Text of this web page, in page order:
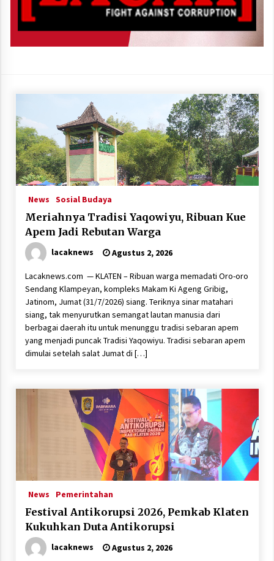
News Sosial Budaya
Meriahnya Tradisi Yaqowiyu, Ribuan Kue
Apem Jadi Rebutan Warga
lacaknews Agustus 2, 2026
Lacaknews.com — KLATEN – Ribuan warga memadati Oro-oro
Sendang Klampeyan, kompleks Makam Ki Ageng Gribig,
Jatinom, Jumat (31/7/2026) siang. Teriknya sinar matahari
siang, tak menyurutkan semangat lautan manusia dari
berbagai daerah itu untuk menunggu tradisi sebaran apem
yang menjadi puncak Tradisi Yaqowiyu. Tradisi sebaran apem
dimulai setelah salat Jumat di […]
News Pemerintahan
Festival Antikorupsi 2026, Pemkab Klaten
Kukuhkan Duta Antikorupsi
lacaknews Agustus 2, 2026